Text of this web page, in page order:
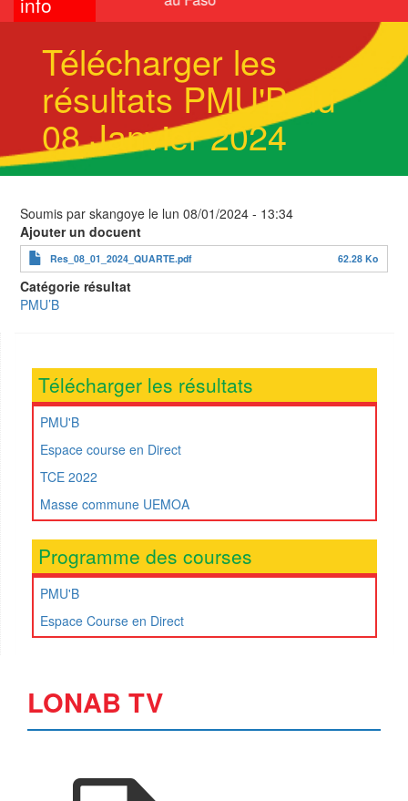
Télécharger les
résultats PMU'B du
08 Janvier 2024
Soumis par skangoye le lun 08/01/2024 - 13:34
Ajouter un docuent
Res_08_01_2024_QUARTE.pdf 62.28 Ko
Catégorie résultat
PMU’B
Télécharger les résultats
PMU'B
Espace course en Direct
TCE 2022
Masse commune UEMOA
Programme des courses
PMU'B
Espace Course en Direct
LONAB TV